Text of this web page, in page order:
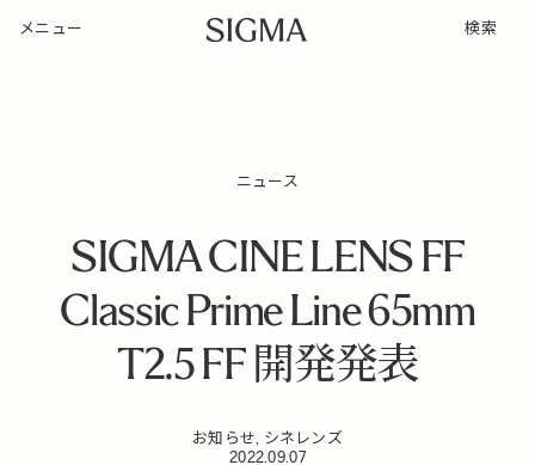
メニュー 検索
ニュース
SIGMA CINE LENS FF
Classic Prime Line 65mm
T2.5 FF 開発発表
お知らせ, シネレンズ
2022.09.07